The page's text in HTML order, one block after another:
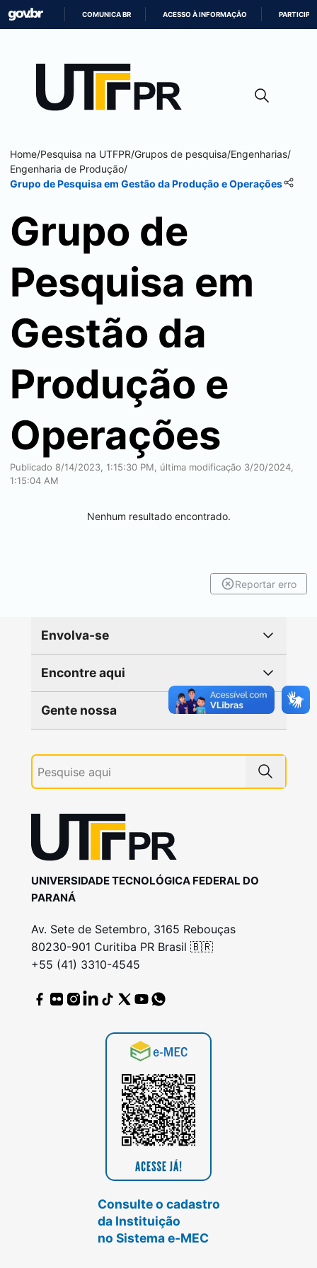
CONTEÚDO
COMUNICA BR ACESSO À INFORMAÇÃO PARTICIPE
Home/Pesquisa na UTFPR/Grupos de pesquisa/Engenharias/
Engenharia de Produção/
Grupo de Pesquisa em Gestão da Produção e Operações
Grupo de
Pesquisa em
Gestão da
Produção e
Operações
Publicado 8/14/2023, 1:15:30 PM, última modificação 3/20/2024,
1:15:04 AM
Nenhum resultado encontrado.
Reportar erro
Envolva-se
Encontre aqui
Gente nossa
UNIVERSIDADE TECNOLÓGICA FEDERAL DO
PARANÁ
Av. Sete de Setembro, 3165 Rebouças
80230-901 Curitiba PR Brasil 🇧🇷
+55 (41) 3310-4545
Consulte o cadastro
da Instituição
no Sistema e-MEC